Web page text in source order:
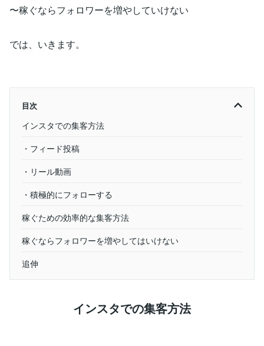
〜稼ぐならフォロワーを増やしていけない
では、いきます。
目次
インスタでの集客方法
・フィード投稿
・リール動画
・積極的にフォローする
稼ぐための効率的な集客方法
稼ぐならフォロワーを増やしてはいけない
追伸
インスタでの集客方法